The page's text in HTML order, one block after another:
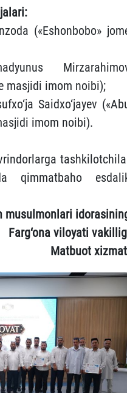
(«Eshonbobo»
masjidi imom noibi);
Saidxo‘jayev
imom noibi).
qimmatbaho
musulmonlari
Farg‘ona viloyati
Matbuot